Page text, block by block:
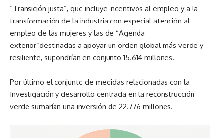
“Transición justa”, que incluye incentivos al empleo y a la
transformación de la industria con especial atención al
empleo de las mujeres y las de “Agenda
exterior”destinadas a apoyar un orden global más verde y
resiliente, supondrían en conjunto 15.614 millones.
Por último el conjunto de medidas relacionadas con la
Investigación y desarrollo centrada en la reconstrucción
verde sumarían una inversión de 22.776 millones.